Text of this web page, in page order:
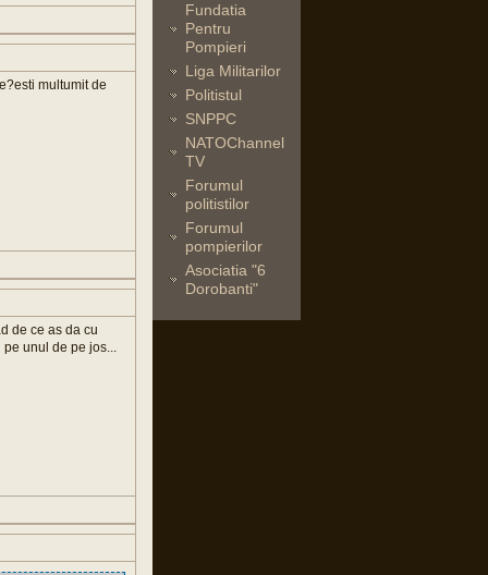
multumit de
de ce as da cu
unul de pe jos...
Fundatia
Pentru
Pompieri
Liga Militarilor
Politistul
SNPPC
NATOChannel
TV
Forumul
politistilor
Forumul
pompierilor
Asociatia "6
Dorobanti"